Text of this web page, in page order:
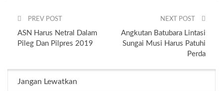
PREV POST
ASN Harus Netral Dalam
Pileg Dan Pilpres 2019
NEXT POST
Angkutan Batubara Lintasi
Sungai Musi Harus Patuhi
Perda
Jangan Lewatkan